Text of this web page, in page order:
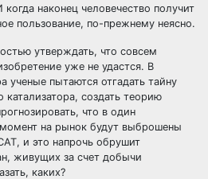
наконец человечество получит
пользование, по-прежнему неясно.
утверждать, что совсем
уже не удастся. В
ученые пытаются отгадать тайну
катализатора, создать теорию
что в один
на рынок будут выброшены
и это напрочь обрушит
живущих за счет добычи
каких?